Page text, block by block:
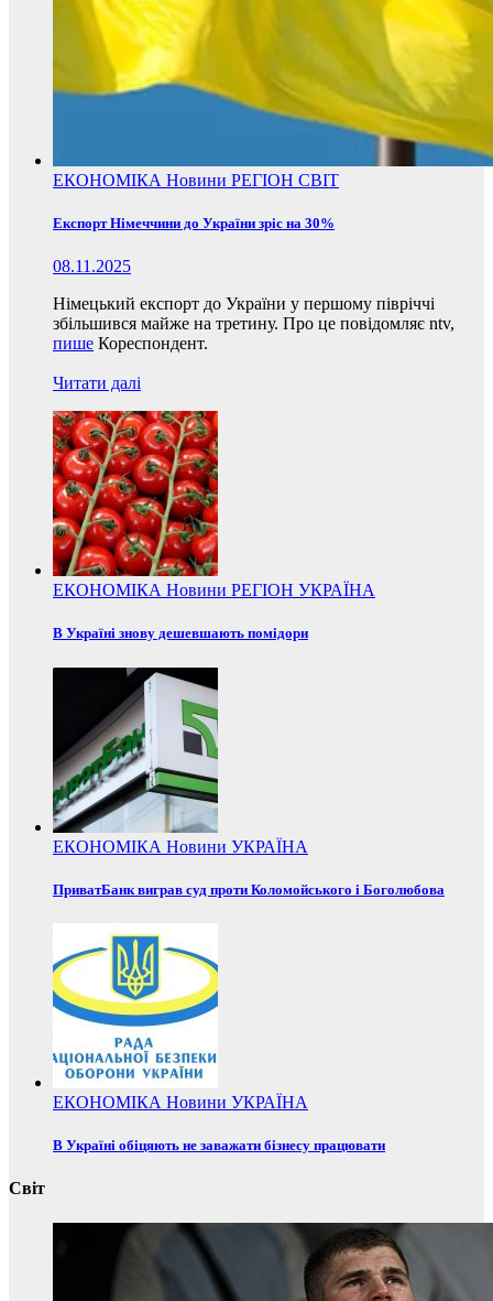
ЕКОНОМІКА Новини РЕГІОН СВІТ
Експорт Німеччини до України зріс на 30%
08.11.2025
Німецький експорт до України у першому півріччі
збільшився майже на третину. Про це повідомляє ntv,
пише Кореспондент.
Читати далі
ЕКОНОМІКА Новини РЕГІОН УКРАЇНА
В Україні знову дешевшають помідори
ЕКОНОМІКА Новини УКРАЇНА
ПриватБанк виграв суд проти Коломойського і Боголюбова
ЕКОНОМІКА Новини УКРАЇНА
В Україні обіцяють не заважати бізнесу працювати
Світ